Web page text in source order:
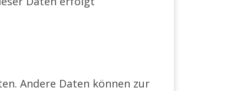
Andere Daten können zur